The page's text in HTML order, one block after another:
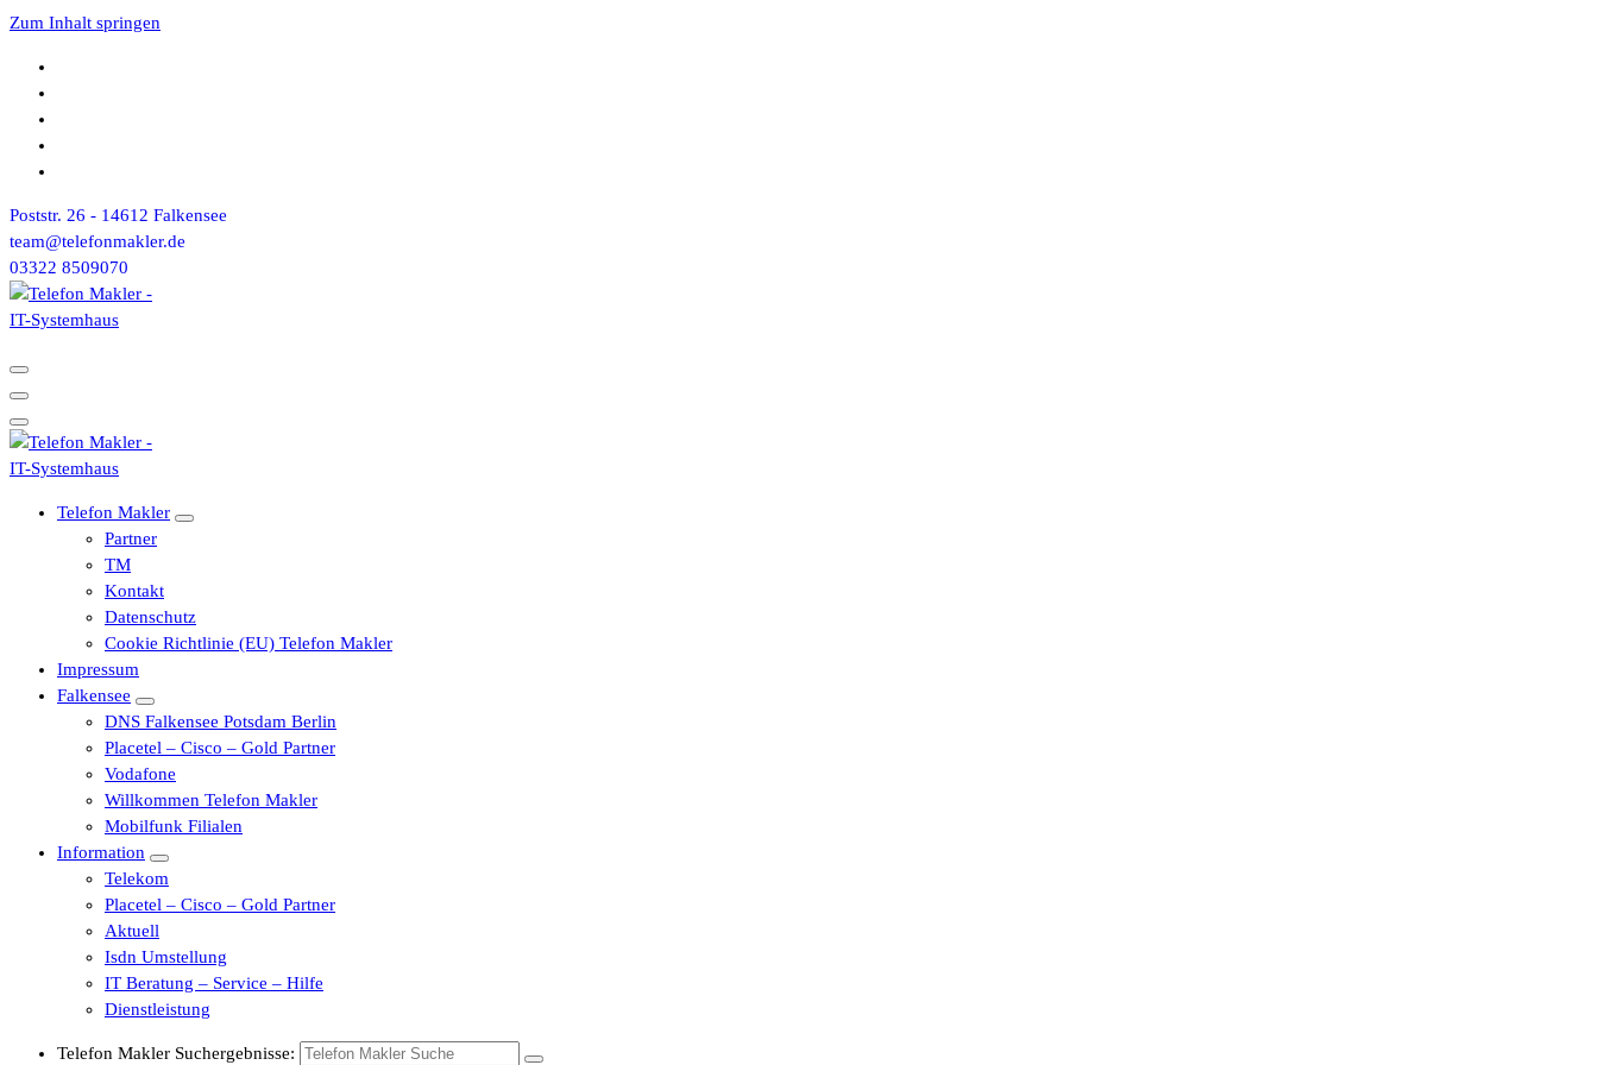
Zum Inhalt springen
Poststr. 26 - 14612 Falkensee
team@telefonmakler.de
03322 8509070
Telefon Makler
Partner
TM
Kontakt
Datenschutz
Cookie Richtlinie (EU) Telefon Makler
Impressum
Falkensee
DNS Falkensee Potsdam Berlin
Placetel – Cisco – Gold Partner
Vodafone
Willkommen Telefon Makler
Mobilfunk Filialen
Information
Telekom
Placetel – Cisco – Gold Partner
Aktuell
Isdn Umstellung
IT Beratung – Service – Hilfe
Dienstleistung
Telefon Makler Suchergebnisse: